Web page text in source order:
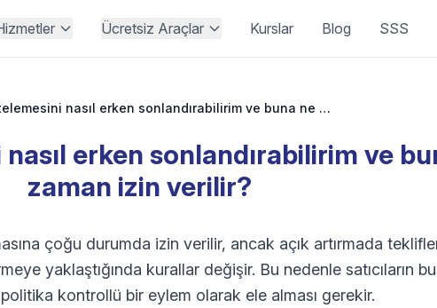
Ücretsiz Araçlar Kurslar Blog SSS
eBay listelemesini nasıl erken sonlandırabilirim ve buna ne zaman izin verilir?
erken sonlandırabilirim ve
zaman izin verilir?
çoğu durumda izin verilir, ancak açık artırmada
yaklaştığında kurallar değişir. Bu nedenle satıcıların
kontrollü bir eylem olarak ele alması gerekir.